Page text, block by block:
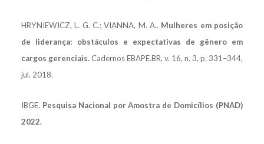
HRYNIEWICZ, L. G. C.; VIANNA, M. A.. Mulheres em posição
de liderança: obstáculos e expectativas de gênero em
cargos gerenciais.Cadernos EBAPE.BR, v. 16, n. 3, p. 331–344,
jul. 2018.
IBGE. Pesquisa Nacional por Amostra de Domicílios (PNAD)
2022.